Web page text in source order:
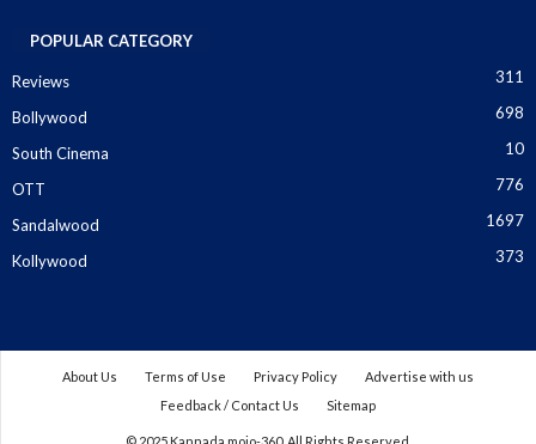
POPULAR CATEGORY
Reviews 311
Bollywood 698
South Cinema 10
OTT 776
Sandalwood 1697
Kollywood 373
About Us Terms of Use Privacy Policy
Advertise with us
Feedback / Contact Us
Sitemap
© 2025 Kannada mojo-360. All Rights Reserved.